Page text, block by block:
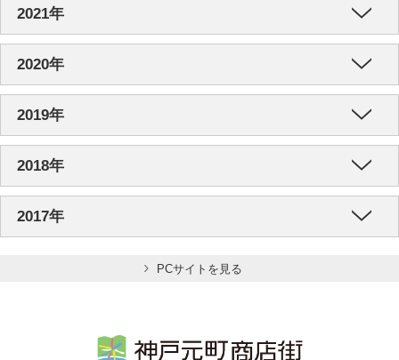
2021年
2020年
2019年
2018年
2017年
PCサイトを見る